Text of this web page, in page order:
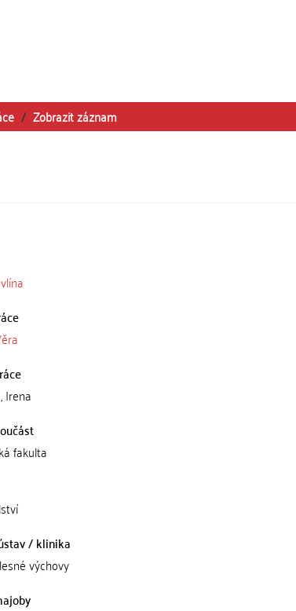
Zobrazit záznam
Irena
fakulta
/ klinika
výchovy